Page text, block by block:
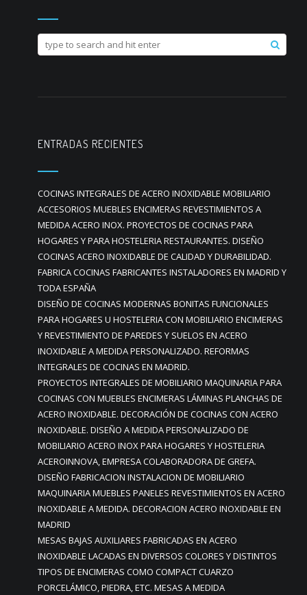
ENTRADAS RECIENTES
COCINAS INTEGRALES DE ACERO INOXIDABLE MOBILIARIO
ACCESORIOS MUEBLES ENCIMERAS REVESTIMIENTOS A
MEDIDA ACERO INOX. PROYECTOS DE COCINAS PARA
HOGARES Y PARA HOSTELERIA RESTAURANTES. DISEÑO
COCINAS ACERO INOXIDABLE DE CALIDAD Y DURABILIDAD.
FABRICA COCINAS FABRICANTES INSTALADORES EN MADRID Y
TODA ESPAÑA
DISEÑO DE COCINAS MODERNAS BONITAS FUNCIONALES
PARA HOGARES U HOSTELERIA CON MOBILIARIO ENCIMERAS
Y REVESTIMIENTO DE PAREDES Y SUELOS EN ACERO
INOXIDABLE A MEDIDA PERSONALIZADO. REFORMAS
INTEGRALES DE COCINAS EN MADRID.
PROYECTOS INTEGRALES DE MOBILIARIO MAQUINARIA PARA
COCINAS CON MUEBLES ENCIMERAS LÁMINAS PLANCHAS DE
ACERO INOXIDABLE. DECORACIÓN DE COCINAS CON ACERO
INOXIDABLE. DISEÑO A MEDIDA PERSONALIZADO DE
MOBILIARIO ACERO INOX PARA HOGARES Y HOSTELERIA
ACEROINNOVA, EMPRESA COLABORADORA DE GREFA.
DISEÑO FABRICACION INSTALACION DE MOBILIARIO
MAQUINARIA MUEBLES PANELES REVESTIMIENTOS EN ACERO
INOXIDABLE A MEDIDA. DECORACION ACERO INOXIDABLE EN
MADRID
MESAS BAJAS AUXILIARES FABRICADAS EN ACERO
INOXIDABLE LACADAS EN DIVERSOS COLORES Y DISTINTOS
TIPOS DE ENCIMERAS COMO COMPACT CUARZO
PORCELÁMICO, PIEDRA, ETC. MESAS A MEDIDA